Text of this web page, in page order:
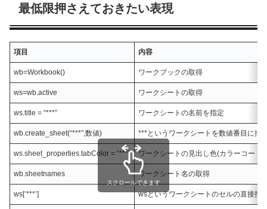
最低限押さえておきたい表現
項目 内容
wb=Workbook() ワークブックの取得
ws=wb.active ワークシートの取得
ws.title = “***” ワークシートの名前を指定
wb.create_sheet(“***”,数値) ***というワークシートを数値番目に挿
ws.sheet_properties.tabColor = “***” ワークシートの見出し色(カラーコード
wb.sheetnames ワークシート名の取得
ws[‘***’] wsというワークシートのセルの直接
スクロールできます